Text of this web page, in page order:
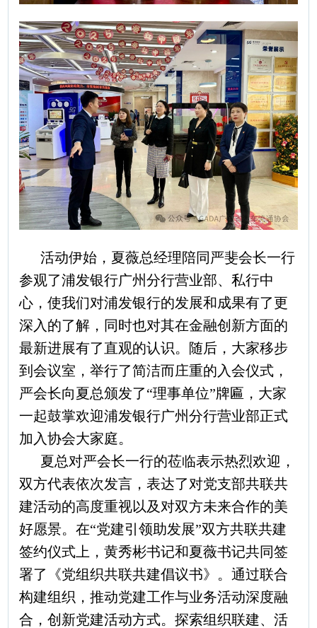
活动伊始，夏薇总经理陪同严斐会长一行
参观了浦发银行广州分行营业部、私行中
心，使我们对浦发银行的发展和成果有了更
深入的了解，同时也对其在金融创新方面的
最新进展有了直观的认识。随后，大家移步
到会议室，举行了简洁而庄重的入会仪式，
严会长向夏总颁发了“理事单位”牌匾，大家
一起鼓掌欢迎浦发银行广州分行营业部正式
加入协会大家庭。
夏总对严会长一行的莅临表示热烈欢迎，
双方代表依次发言，表达了对党支部共联共
建活动的高度重视以及对双方未来合作的美
好愿景。在“党建引领助发展”双方共联共建
签约仪式上，黄秀彬书记和夏薇书记共同签
署了《党组织共联共建倡议书》。通过联合
构建组织，推动党建工作与业务活动深度融
合，创新党建活动方式。探索组织联建、活